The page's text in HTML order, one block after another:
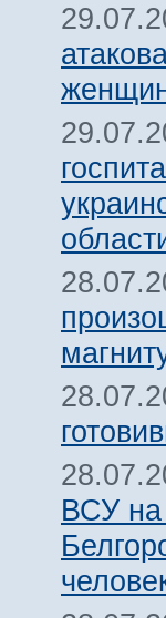
ВСУ на